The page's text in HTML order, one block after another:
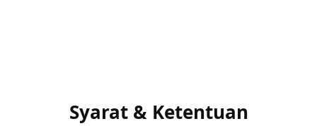
Syarat & Ketentuan